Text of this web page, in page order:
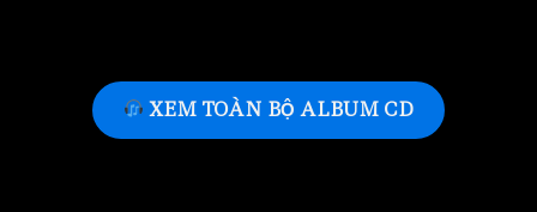
XEM TOÀN BỘ ALBUM CD